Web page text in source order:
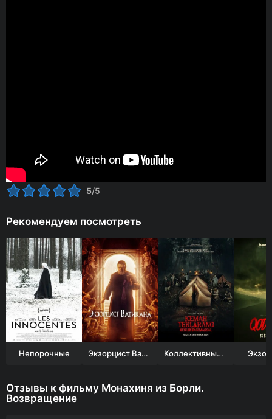
5/5
Рекомендуем посмотреть
Непорочные Экзорцист Ватикана Коллективный транс
Отзывы к фильму Монахиня из Борли.
Возвращение